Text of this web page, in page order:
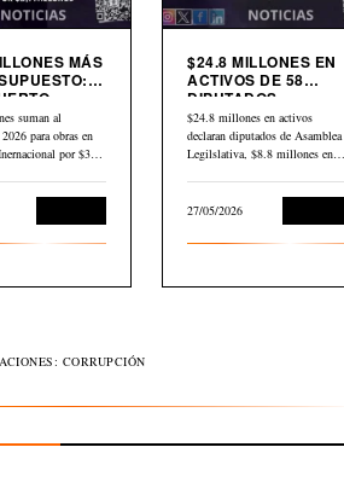
MÁS
Y
suman al
para obras en
por $30,2
$24.8 MILLONES EN
ACTIVOS DE 58
DIPUTADOS
DECLARADOS EN
HACIENDA
$24.8 millones en activos
declaran diputados de Asamblea
Legilslativa, $8.8 millones en
27/05/2026
CORRUPCIÓN